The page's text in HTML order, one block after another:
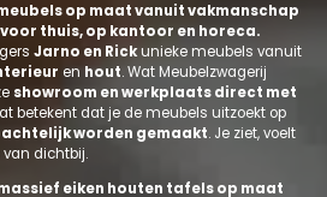
op maat vanuit vakmanschap
thuis, op kantoor en horeca.
Jarno en Rickunieke meubels vanuit
en hout. Wat Meubelzwagerij
showroom en werkplaats direct met
betekent dat je de meubels uitzoekt op
worden gemaakt. Je ziet, voelt
dichtbij.
eiken houten tafels op maat